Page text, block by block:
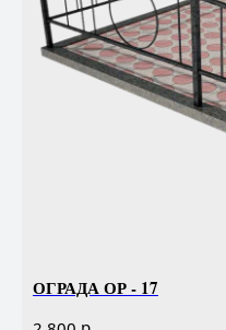
ОГРАДА ОР - 17